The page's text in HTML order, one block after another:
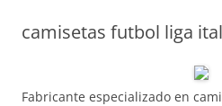
camisetas futbol liga
Fabricante especializado en